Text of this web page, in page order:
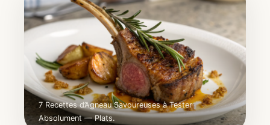
7 Recettes d’Agneau Savoureuses à Tester
Absolument — Plats.